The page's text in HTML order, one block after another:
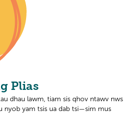
Plias
dhau lawm, tiam sis qhov ntawv nws
nyob yam tsis ua dab tsi—sim mus